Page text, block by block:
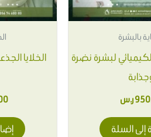
بالبشرة
لبشرة نضرة
ر.س
إلى السلة